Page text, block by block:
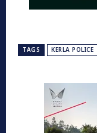
TAGS KERLA POLICE